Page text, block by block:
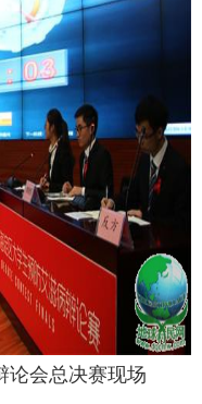
论会总决赛现场